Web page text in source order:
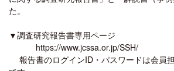
た。
▼調査研究報告書専用ページ
https://www.jcssa.or.jp/SSH/
報告書のログインID・パスワードは会員